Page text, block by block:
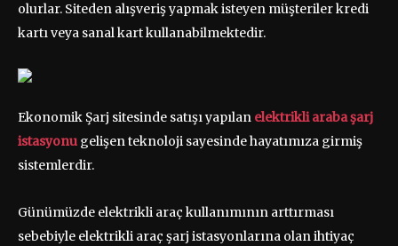
olurlar. Siteden alışveriş yapmak isteyen müşteriler kredi
kartı veya sanal kart kullanabilmektedir.
Ekonomik Şarj sitesinde satışı yapılan elektrikli araba şarj
istasyonu gelişen teknoloji sayesinde hayatımıza girmiş
sistemlerdir.
Günümüzde elektrikli araç kullanımının arttırması
sebebiyle elektrikli araç şarj istasyonlarına olan ihtiyaç